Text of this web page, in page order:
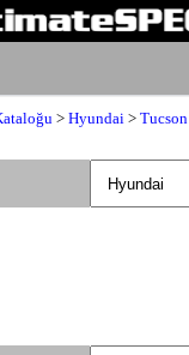
> Hyundai > Tucson